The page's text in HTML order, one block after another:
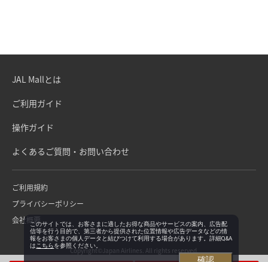
JAL Mallとは
ご利用ガイド
操作ガイド
よくあるご質問・お問い合わせ
ご利用規約
プライバシーポリシー
会社概要
Copyright©Japan Airlines. All rights reserved.
このサイトでは、お客さまに適したお得な商品やサービスの案内、広告配
信等を行う目的で、第三者から提供された位置情報や広告データなどの情
報をお客さまの個人データと結びつけて利用する場合があります。詳細Q&A
は こちらを参照ください。
確認